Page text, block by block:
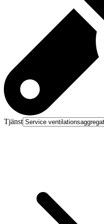
Tjänst